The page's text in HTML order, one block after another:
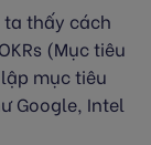
ta thấy cách
(Mục tiêu
mục tiêu
Google, Intel